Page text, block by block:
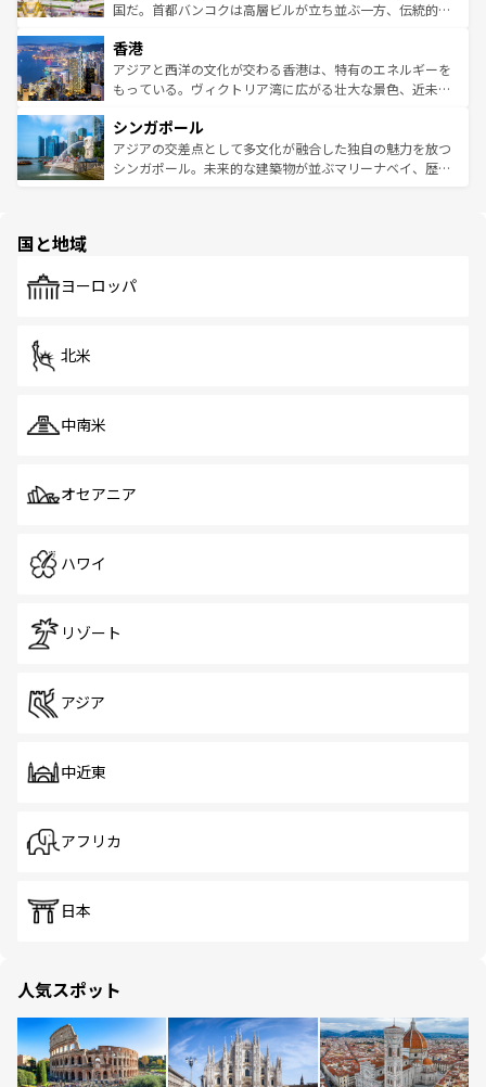
覧を参照してほしい。
醸し出している。また、バラエティの豊かさとおいしさで
とつ。フォーやバインミー、ベトナムコーヒーなどは、ぜ
ひ現地で味わいたい。どの地域を訪れてもあたたかい人々
が旅行者を迎えてくれるので、きっと忘れられない旅にな
参照してほしい。
国だ。首都バンコクは高層ビルが立ち並ぶ一方、伝統的な
の活気が交差している。北部ではチェンマイなどの山岳地
帯で自然と触れ合い、南部ではプーケットやクラビの美し
いビーチでリゾート気分を楽しむことができる。タイ料理
激する。気候は一年中温暖で、どの季節にも異なる楽しみ
が待っている。親しみやすいタイの人々、仏教を中心とし
た文化、そして多様な観光資源が、訪れる旅人を魅了し続
香港
アジアと西洋の文化が交わる香港は、特有のエネルギーを
もっている。ヴィクトリア湾に広がる壮大な景色、近未来
み、どこを訪れても感動するはず。観光スポットが密集し
ており、効率よく見どころを回れるのも魅力。息をのむよ
うな絶景から文化的な体験まで、香港を存分に楽しみ尽く
シンガポール
アジアの交差点として多文化が融合した独自の魅力を放つ
シンガポール。未来的な建築物が並ぶマリーナベイ、歴史
で、ホーカーズは地元の風情を楽しめる外せないスポット
国と地域
ヨーロッパ
北米
中南米
オセアニア
ハワイ
リゾート
アジア
中近東
アフリカ
日本
人気スポット